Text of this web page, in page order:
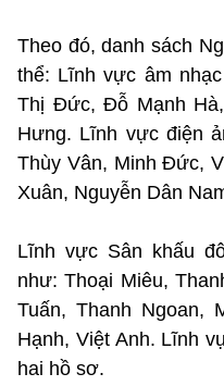
Theo đó, danh sách
thể: Lĩnh vực âm
Thị Đức, Đỗ Mạnh
Hưng. Lĩnh vực điện
Thùy Vân, Minh Đức,
Xuân, Nguyễn Dân
Lĩnh vực Sân khấu
như: Thoại Miêu,
Tuấn, Thanh Ngoan,
Hạnh, Việt Anh. Lĩnh
hai hồ sơ.